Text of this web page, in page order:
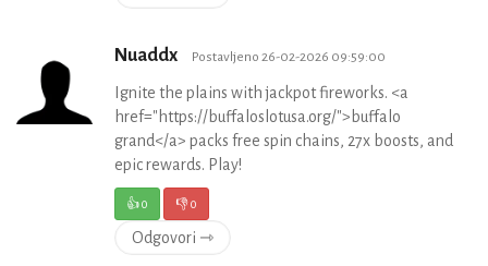
Nuaddx Postavljeno 26-02-2026 09:59:00
Ignite the plains with jackpot fireworks. <a
href="https://buffaloslotusa.org/">buffalo
grand</a> packs free spin chains, 27x boosts, and
epic rewards. Play!
👍0 👎0
Odgovori ⇾